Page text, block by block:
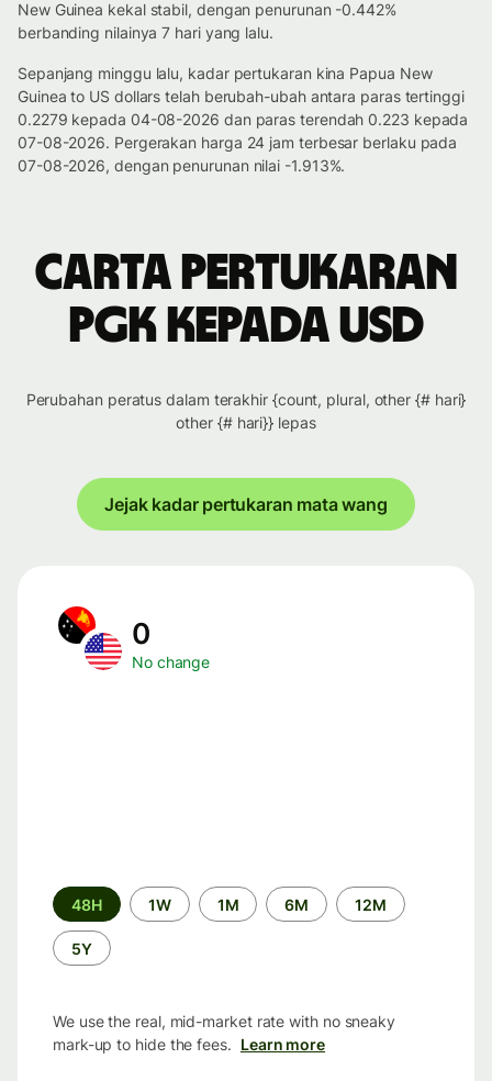
New Guinea kekal stabil, dengan penurunan -0.442%
berbanding nilainya 7 hari yang lalu.
Sepanjang minggu lalu, kadar pertukaran kina Papua New
Guinea to US dollars telah berubah-ubah antara paras tertinggi
0.2279 kepada 04-08-2026 dan paras terendah 0.223 kepada
07-08-2026. Pergerakan harga 24 jam terbesar berlaku pada
07-08-2026, dengan penurunan nilai -1.913%.
Carta pertukaran
PGK kepada USD
Perubahan peratus dalam terakhir {count, plural, other {# hari}
other {# hari}} lepas
Jejak kadar pertukaran mata wang
0
No change
Time
period
48H 1W 1M 6M 12M
5Y
We use the real, mid-market rate with no sneaky
mark-up to hide the fees. Learn more